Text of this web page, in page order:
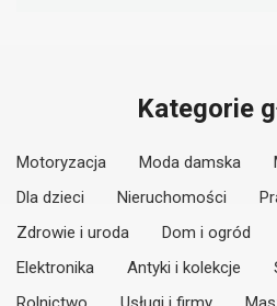
Kategorie
Motoryzacja Moda damska
Dla dzieci
Nieruchomości
Zdrowie i uroda
Dom i ogród
Elektronika
Antyki i kolekcje